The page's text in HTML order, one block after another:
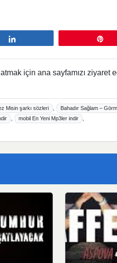
için ana sayfamızı ziyaret
Misin şarkı sözleri , Bahadır Sağlam –
, mobil En Yeni Mp3ler indir ,